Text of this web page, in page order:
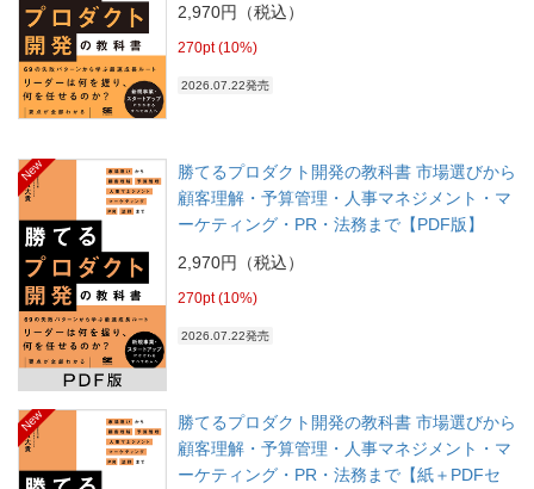
2,970円（税込）
270pt (10%)
2026.07.22発売
New
勝てるプロダクト開発の教科書 市場選びから
顧客理解・予算管理・人事マネジメント・マ
ーケティング・PR・法務まで【PDF版】
2,970円（税込）
270pt (10%)
2026.07.22発売
New
勝てるプロダクト開発の教科書 市場選びから
顧客理解・予算管理・人事マネジメント・マ
ーケティング・PR・法務まで【紙＋PDFセ